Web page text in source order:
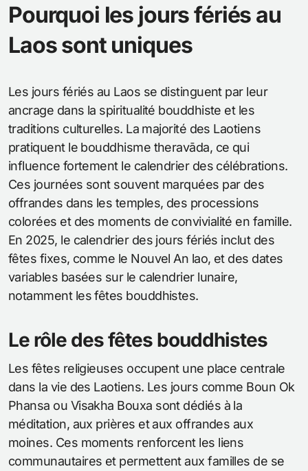
Pourquoi les jours fériés au
Laos sont uniques
Les jours fériés au Laos se distinguent par leur
ancrage dans la spiritualité bouddhiste et les
traditions culturelles. La majorité des Laotiens
pratiquent le bouddhisme theravāda, ce qui
influence fortement le calendrier des célébrations.
Ces journées sont souvent marquées par des
offrandes dans les temples, des processions
colorées et des moments de convivialité en famille.
En 2025, le calendrier des jours fériés inclut des
fêtes fixes, comme le Nouvel An lao, et des dates
variables basées sur le calendrier lunaire,
notamment les fêtes bouddhistes.
Le rôle des fêtes bouddhistes
Les fêtes religieuses occupent une place centrale
dans la vie des Laotiens. Les jours comme Boun Ok
Phansa ou Visakha Bouxa sont dédiés à la
méditation, aux prières et aux offrandes aux
moines. Ces moments renforcent les liens
communautaires et permettent aux familles de se